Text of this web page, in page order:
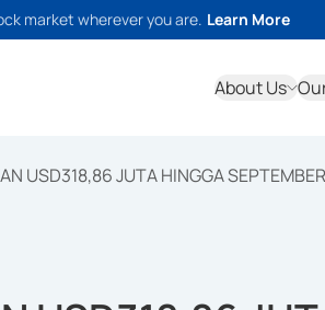
market wherever you are. Learn More
About Us
USD318,86 JUTA HINGGA